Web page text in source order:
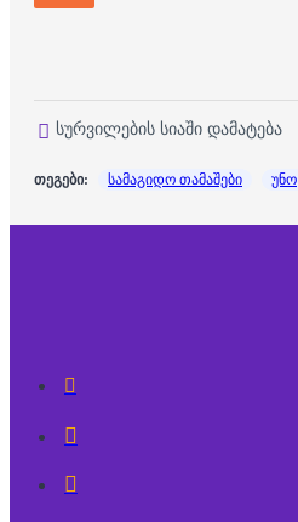
სურვილების სიაში დამატება
თეგები: სამაგიდო თამაშები უნო